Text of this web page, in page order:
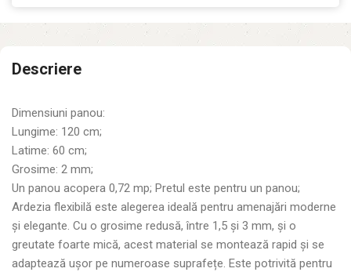
Descriere
Dimensiuni panou:
Lungime: 120 cm;
Latime: 60 cm;
Grosime: 2 mm;
Un panou acopera 0,72 mp; Pretul este pentru un panou;
Ardezia flexibilă este alegerea ideală pentru amenajări moderne
și elegante. Cu o grosime redusă, între 1,5 și 3 mm, și o
greutate foarte mică, acest material se montează rapid și se
adaptează ușor pe numeroase suprafețe. Este potrivită pentru